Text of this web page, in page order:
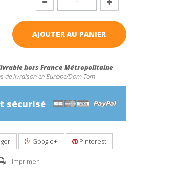
AJOUTER AU PANIER
hors France Métropolitaine
de livraison en Europe/Dom Tom
sécurisé
Google+ Pinterest
Imprimer